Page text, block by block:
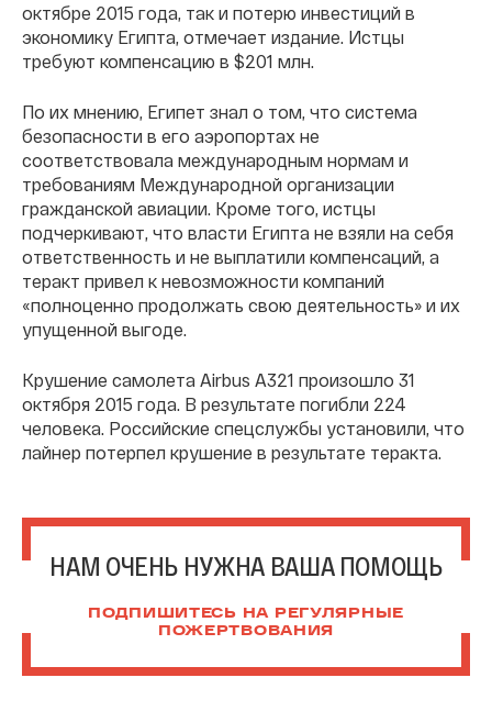
октябре 2015 года, так и потерю инвестиций в
экономику Египта, отмечает издание. Истцы
требуют компенсацию в $201 млн.
По их мнению, Египет знал о том, что система
безопасности в его аэропортах не
соответствовала международным нормам и
требованиям Международной организации
гражданской авиации. Кроме того, истцы
подчеркивают, что власти Египта не взяли на себя
ответственность и не выплатили компенсаций, а
теракт привел к невозможности компаний
«полноценно продолжать свою деятельность» и их
упущенной выгоде.
Крушение самолета Airbus A321 произошло 31
октября 2015 года. В результате погибли 224
человека. Российские спецслужбы установили, что
лайнер потерпел крушение в результате теракта.
НАМ ОЧЕНЬ НУЖНА ВАША ПОМОЩЬ
ПОДПИШИТЕСЬ НА РЕГУЛЯРНЫЕ
ПОЖЕРТВОВАНИЯ